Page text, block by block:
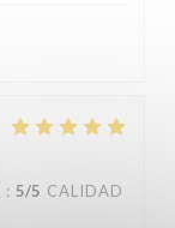
: 5/5 CALIDAD